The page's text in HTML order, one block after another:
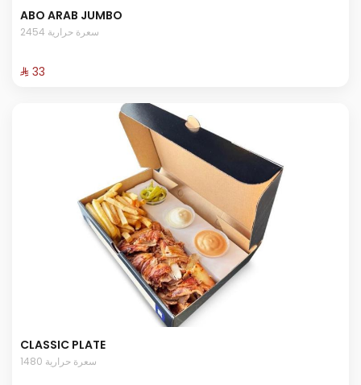
ABO ARAB JUMBO
2454 سعرة حرارية
⁨⁦‪‬ 33⁩
CLASSIC PLATE
1480 سعرة حرارية